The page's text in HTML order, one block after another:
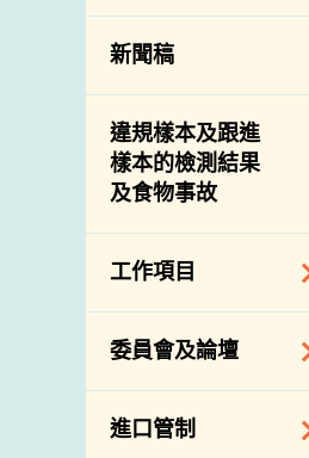
活動
組織結構
介紹短片
新聞稿
違規樣本及跟進
樣本的檢測結果
及食物事故
工作項目
降低膳食中的鈉和
糖
食物安全重點控制
委員會及論壇
食物安全專家委員
會
進口管制